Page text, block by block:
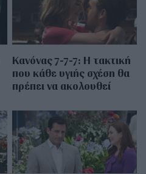
Κανόνας 7-7-7: Η τακτική
που κάθε υγιής σχέση θα
πρέπει να ακολουθεί